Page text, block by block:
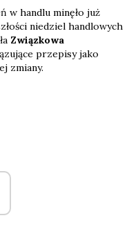
w handlu minęło już
niedziel handlowych
Związkowa
przepisy jako
zmiany.